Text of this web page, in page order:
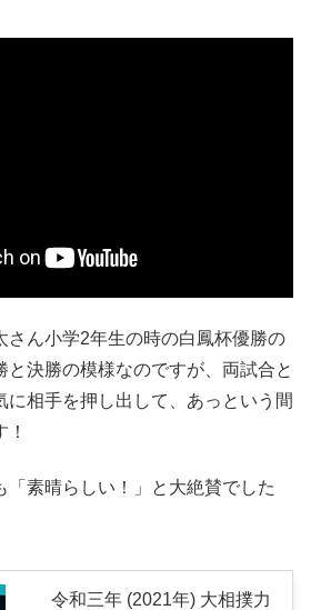
さん小学2年生の時の白鳳杯優勝の
と決勝の模様なのですが、両試合と
に相手を押し出して、あっという間
「素晴らしい！」と大絶賛でした
令和三年 (2021年) 大相撲力